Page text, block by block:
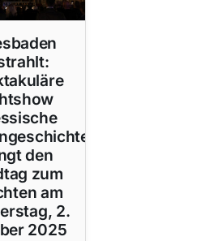
den
zum
am
2.
2025